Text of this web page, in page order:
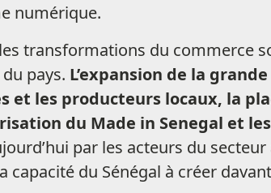
numérique.
transformations du
pays. L’expansion de la
et les producteurs locaux, la
du Made in Senegal et
par les acteurs du
capacité du Sénégal à créer